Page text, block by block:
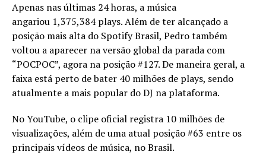
Apenas nas últimas 24 horas, a música
angariou 1,375,384 plays. Além de ter alcançado a
posição mais alta do Spotify Brasil, Pedro também
voltou a aparecer na versão global da parada com
“POCPOC”, agora na posição #127. De maneira geral, a
faixa está perto de bater 40 milhões de plays, sendo
atualmente a mais popular do DJ na plataforma.
No YouTube, o clipe oficial registra 10 milhões de
visualizações, além de uma atual posição #63 entre os
principais vídeos de música, no Brasil.